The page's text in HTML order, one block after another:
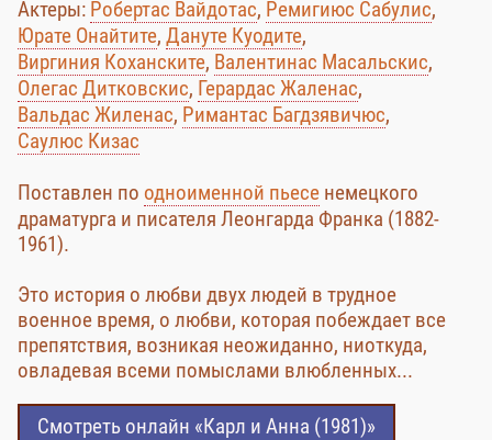
Актеры: Робертас Вайдотас, Ремигиюс Сабулис,
Юрате Онайтите, Дануте Куодите,
Виргиния Коханските, Валентинас Масальскис,
Олегас Дитковскис, Герардас Жаленас,
Вальдас Жиленас, Римантас Багдзявичюс,
Саулюс Кизас
Поставлен по одноименной пьесе немецкого
драматурга и писателя Леонгарда Франка (1882-
1961).
Это история о любви двух людей в трудное
военное время, о любви, которая побеждает все
препятствия, возникая неожиданно, ниоткуда,
овладевая всеми помыслами влюбленных...
Смотреть онлайн «Карл и Анна (1981)»